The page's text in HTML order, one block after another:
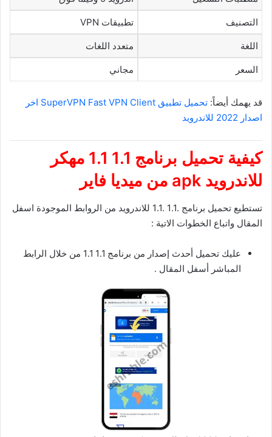
التصنيف تطبيقات VPN
اللغة متعدد اللغات
السعر مجاني
قد يهمك أيضاً:
تحميل تطبيق SuperVPN Fast VPN Client اخر
اصدار 2022 للاندرويد
كيفية تحميل
برنامج 1.1 1.1 مهكر
للاندرويد apk من ميديا فاير
تستطيع تحميل برنامج .1.1 .1.1 للاندرويد من الروابط الموجودة اسفل
المقال واتباع الخطوات الاتية :
عليك تحميل أحدث إصدار من برنامج 1.1 1.1 من خلال الرابط
المباشر أسفل المقال .